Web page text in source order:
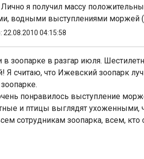
Лично я получил массу
водными выступлениями моржей
04:15:58
зоопарке в разгар июля.
Я считаю, что Ижевский зоопарк
понравилось выступление
и птицы выглядят ухоженными,
сотрудникам зоопарка, всем,